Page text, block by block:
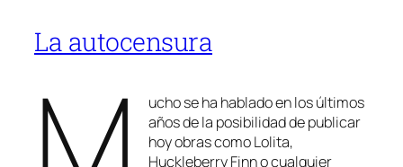
La autocensura
ucho se ha hablado en los últimos
años de la posibilidad de publicar
hoy obras comoLolita,
HuckleberryFinno cualquier